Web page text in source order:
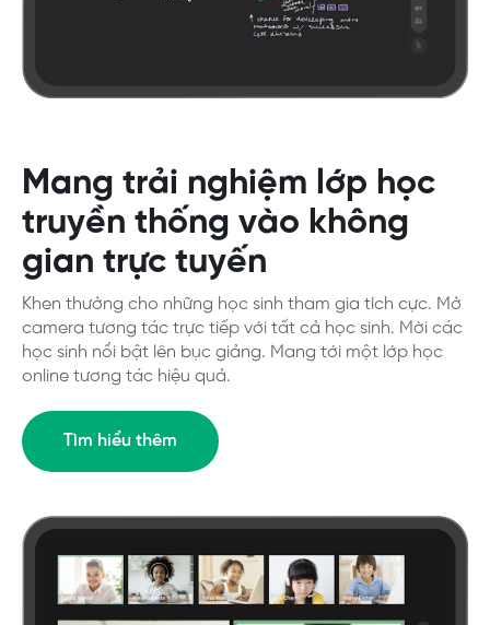
Mang trải nghiệm lớp học
truyền thống vào không
gian trực tuyến
Khen thưởng cho những học sinh tham gia tích cực. Mở
camera tương tác trực tiếp với tất cả học sinh. Mời các
học sinh nổi bật lên bục giảng. Mang tới một lớp học
online tương tác hiệu quả.
Tìm hiểu thêm